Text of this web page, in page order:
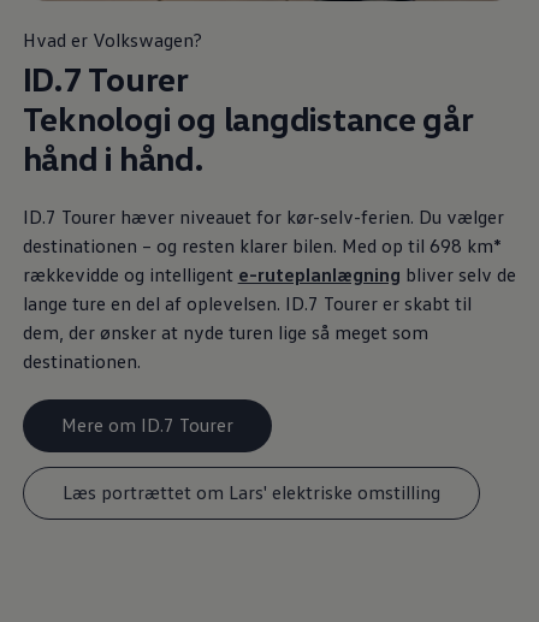
Hvad er Volkswagen?
ID.7 Tourer
Teknologi og langdistance går
hånd i hånd.
ID.7 Tourer hæver niveauet for kør-selv-ferien. Du vælger
destinationen – og resten klarer bilen. Med op til 698 km*
rækkevidde og intelligent e-ruteplanlægning bliver selv de
lange ture en del af oplevelsen. ID.7 Tourer er skabt til
dem, der ønsker at nyde turen lige så meget som
destinationen.
Mere om ID.7 Tourer
Læs portrættet om Lars' elektriske omstilling